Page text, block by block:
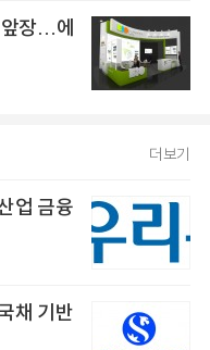
장…에
더보기
업 금융
채 기반